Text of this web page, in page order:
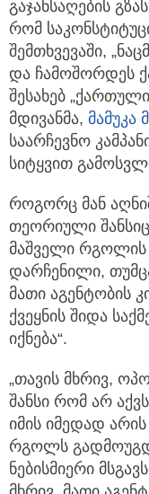
გაჯანსაღების
რომ
შემთხვევაში,
და ჩამოშორდეს
შესახებ
მდივანმა, მამუკა
საარჩევნო
სიტყვით
როგორც მან
თეორიული
მაშველი რგოლის
დარჩენილი,
მათი აგენტობის
ქვეყნის შიდა
იქნება“.
„თავის მხრივ,
შანსი რომ არ
იმის იმედად
რგოლს
ნებისმიერი